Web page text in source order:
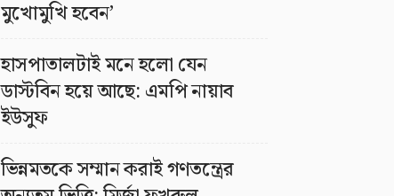
মুখোমুখি হবেন’
হাসপাতালটাই মনে হলো যেন
ডাস্টবিন হয়ে আছে: এমপি নায়াব
ইউসুফ
ভিন্নমতকে সম্মান করাই গণতন্ত্রের